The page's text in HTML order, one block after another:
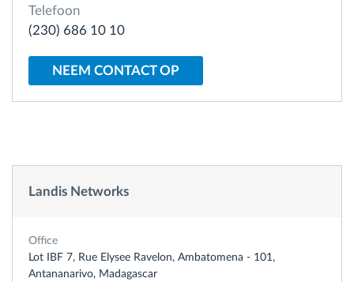
Routeplanning en -monitoring
Automatische bestuurdersidentificatie
Besparingscalculator
Telefoon
(230) 686 10 10
NEEM CONTACT OP
Landis Networks
Office
Lot IBF 7, Rue Elysee Ravelon, Ambatomena - 101,
Antananarivo, Madagascar